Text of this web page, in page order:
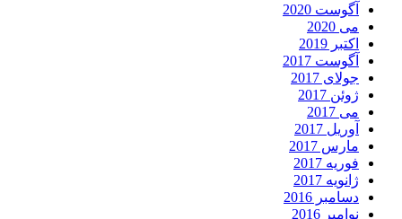
آگوست 2020
می 2020
اکتبر 2019
آگوست 2017
جولای 2017
ژوئن 2017
می 2017
آوریل 2017
مارس 2017
فوریه 2017
ژانویه 2017
دسامبر 2016
نوامبر 2016